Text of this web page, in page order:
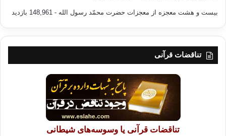
بیست و هشت معجزه از معجزات حضرت محمّد رسول الله - 148,961 بازدید
تناقضات قرآنی
تناقضات قرآنی یا وسوسه‌های شیطانی